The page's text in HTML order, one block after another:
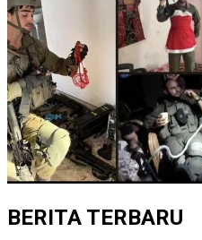
BERITA TERBARU